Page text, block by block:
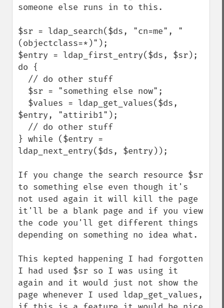
someone else runs in to this.
$sr = ldap_search($ds, "cn=me", "
(objectclass=*)");
$entry = ldap_first_entry($ds, $sr);
do {
$entry, "attirib1");
} while ($entry =
ldap_next_entry($ds, $entry));
If you change the search resource $sr
to something else even though it's
not used again it will kill the page
it'll be a blank page and if you view
the code you'll get different things
depending on something no idea what.
This kepted happening I had forgotten
I had used $sr so I was using it
again and it would just not show the
page whenever I used ldap_get_values,